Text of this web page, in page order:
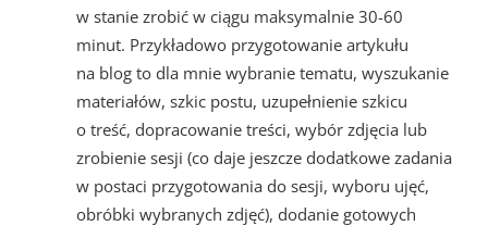
w stanie zrobić w ciągu maksymalnie 30-60
minut. Przykładowo przygotowanie artykułu
na blog to dla mnie wybranie tematu, wyszukanie
materiałów, szkic postu, uzupełnienie szkicu
o treść, dopracowanie treści, wybór zdjęcia lub
zrobienie sesji (co daje jeszcze dodatkowe zadania
w postaci przygotowania do sesji, wyboru ujęć,
obróbki wybranych zdjęć), dodanie gotowych